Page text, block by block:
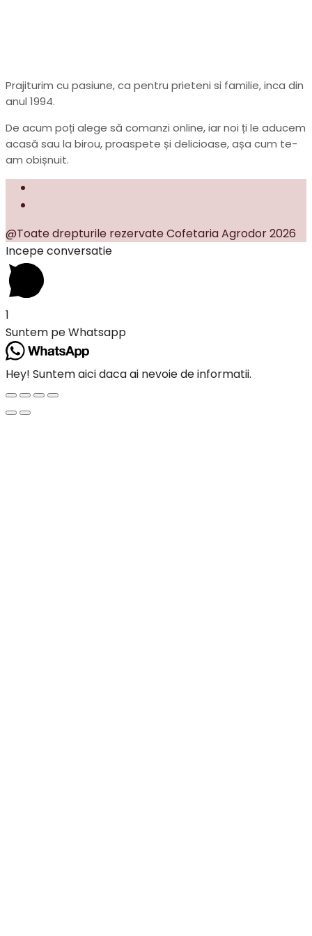
Prajiturim cu pasiune, ca pentru prieteni si familie, inca din
anul 1994.
De acum poți alege să comanzi online, iar noi ți le aducem
acasă sau la birou, proaspete și delicioase, așa cum te-
am obișnuit.
@Toate drepturile rezervate Cofetaria Agrodor 2026
Incepe conversatie
1
Suntem pe Whatsapp
Hey! Suntem aici daca ai nevoie de informatii.